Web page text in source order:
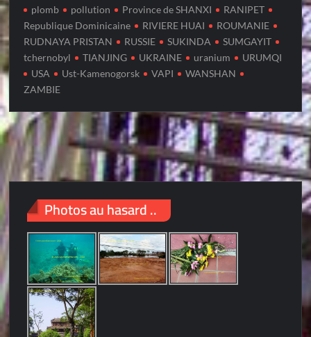
plomb
pollution Province de SHANXI
RANIPET
Republique Dominicaine
RIVIERE HUAI
ROUMANIE
RUDNAYA PRISTAN
RUSSIE SUKINDA
SUMGAYIT
tchernobyl
TIANJING UKRAINE uranium
URUMQI
USA
Ust-Kamenogorsk VAPI
WANSHAN
ZAMBIE
Photos au hasard ..